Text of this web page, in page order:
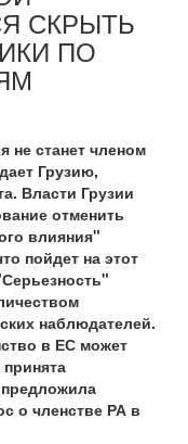
СКРЫТЬ
ПО
не станет членом
Грузию,
Власти Грузии
отменить
влияния"
пойдет на этот
наблюдателей.
в ЕС может
о членстве РА в